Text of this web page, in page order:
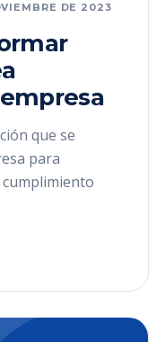
DE 2023
que se
para